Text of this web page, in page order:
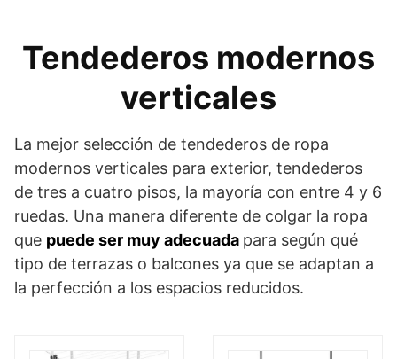
Tendederos modernos
verticales
La mejor selección de tendederos de ropa
modernos verticales para exterior, tendederos
de tres a cuatro pisos, la mayoría con entre 4 y 6
ruedas. Una manera diferente de colgar la ropa
que puede ser muy adecuada para según qué
tipo de terrazas o balcones ya que se adaptan a
la perfección a los espacios reducidos.